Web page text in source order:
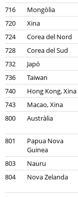
716
Mongòlia
720
Xina
724
Corea del Nord
728
Corea del Sud
732
Japó
736
Taiwan
740
Hong Kong, Xina
743
Macao, Xina
800
Austràlia
801
Papua Nova
Guinea
803 Nauru
804
Nova Zelanda